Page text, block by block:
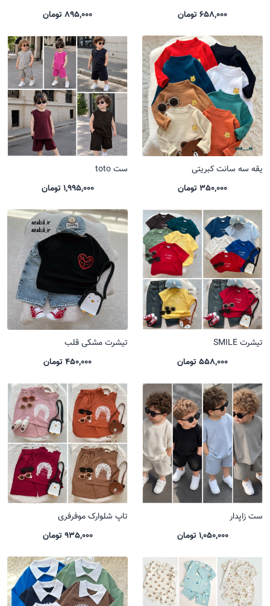
658,000 تومان
895,000 تومان
یقه سه سانت کبریتی
350,000 تومان
ست toto
1,995,000 تومان
تیشرت SMILE
558,000 تومان
تیشرت مشکی قلب
450,000 تومان
ست زاپدار
1,050,000 تومان
تاپ شلوارک موفرفری
935,000 تومان